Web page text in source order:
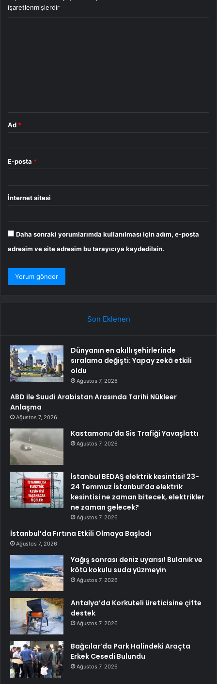
işaretlenmişlerdir
Ad *
E-posta *
İnternet sitesi
Daha sonraki yorumlarımda kullanılması için adım, e-posta
adresim ve site adresim bu tarayıcıya kaydedilsin.
Son Eklenen
Dünyanın en akıllı şehirlerinde
sıralama değişti: Yapay zekâ etkili
oldu
Ağustos 7, 2026
ABD ile Suudi Arabistan Arasında Tarihi Nükleer
Anlaşma
Ağustos 7, 2026
Kastamonu’da Sis Trafiği Yavaşlattı
Ağustos 7, 2026
İstanbul BEDAŞ elektrik kesintisi! 23-
24 Temmuz İstanbul’da elektrik
kesintisi ne zaman bitecek, elektrikler
ne zaman gelecek?
Ağustos 7, 2026
İstanbul’da Fırtına Etkili Olmaya Başladı
Ağustos 7, 2026
Yağış sonrası deniz uyarısı! Bulanık ve
kötü kokulu suda yüzmeyin
Ağustos 7, 2026
Antalya’da Korkuteli üreticisine çifte
destek
Ağustos 7, 2026
Bağcılar’da Park Halindeki Araçta
Erkek Cesedi Bulundu
Ağustos 7, 2026